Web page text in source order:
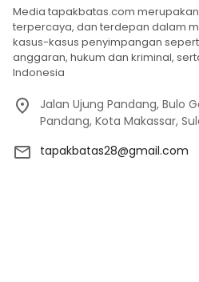
Media tapakbatas.com
terpercaya, dan terdepan dalam
kasus-kasus penyimpangan
anggaran, hukum dan kriminal,
Indonesia
Jalan Ujung Pandang, Bulo
Pandang, Kota Makassar,
tapakbatas28@gmail.com